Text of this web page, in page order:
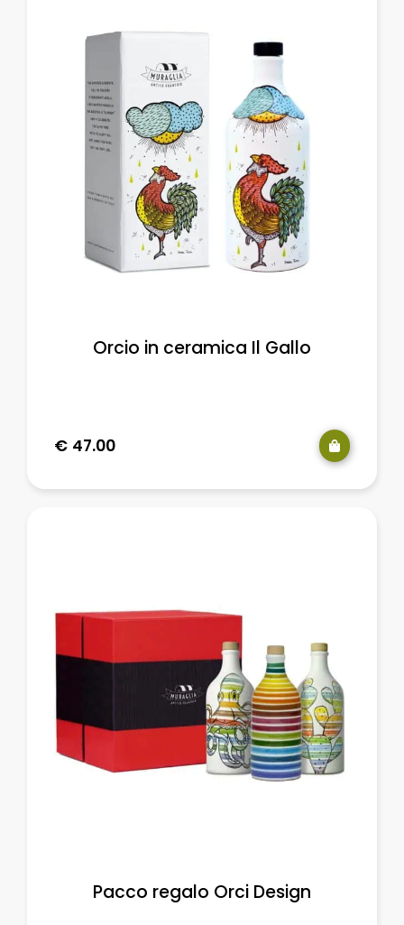
Orcio in ceramica Il Gallo
€ 47.00
Pacco regalo Orci Design